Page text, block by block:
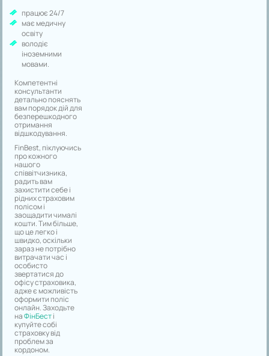
працює 24/7
має медичну
освіту
володіє
іноземними
мовами.
Компетентні
консультанти
детально пояснять
вам порядок дій для
безперешкодного
отримання
відшкодування.
FinBest, піклуючись
про кожного
нашого
співвітчизника,
радить вам
захистити себе і
рідних страховим
полісом і
заощадити чималі
кошти. Тим більше,
що це легко і
швидко, оскільки
зараз не потрібно
витрачати час і
особисто
звертатися до
офісу страховика,
адже є можливість
оформити поліс
онлайн. Заходьте
наФінБесті
купуйте собі
страховку від
проблем за
кордоном.